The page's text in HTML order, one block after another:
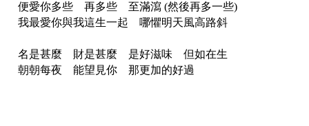
便愛你多些 再多些 至滿瀉 (然後再多一些)
我最愛你與我這生一起 哪懼明天風高路斜
名是甚麼 財是甚麼 是好滋味 但如在生
朝朝每夜 能望見你 那更加的好過